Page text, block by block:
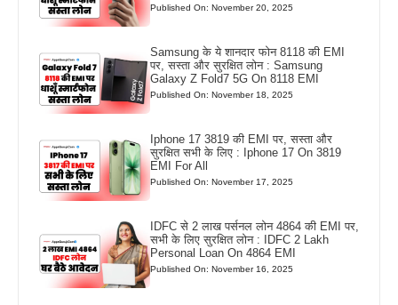
Published On: November 20, 2025
Samsung के ये शानदार फोन 8118 की EMI
पर, सस्ता और सुरक्षित लोन : Samsung
Galaxy Z Fold7 5G On 8118 EMI
Published On: November 18, 2025
Iphone 17 3819 की EMI पर, सस्ता और
सुरक्षित सभी के लिए : Iphone 17 On 3819
EMI For All
Published On: November 17, 2025
IDFC से 2 लाख पर्सनल लोन 4864 की EMI पर,
सभी के लिए सुरक्षित लोन : IDFC 2 Lakh
Personal Loan On 4864 EMI
Published On: November 16, 2025